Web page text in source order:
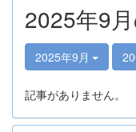
2025年9
2025年9月
記事がありません。